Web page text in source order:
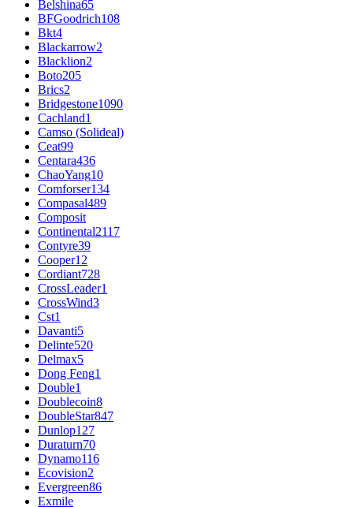
Belshina65
BFGoodrich108
Bkt4
Blackarrow2
Blacklion2
Boto205
Brics2
Bridgestone1090
Cachland1
Camso (Solideal)
Ceat99
Centara436
ChaoYang10
Comforser134
Compasal489
Composit
Continental2117
Contyre39
Cooper12
Cordiant728
CrossLeader1
CrossWind3
Cst1
Davanti5
Delinte520
Delmax5
Dong Feng1
Double1
Doublecoin8
DoubleStar847
Dunlop127
Duraturn70
Dynamo116
Ecovision2
Evergreen86
Exmile